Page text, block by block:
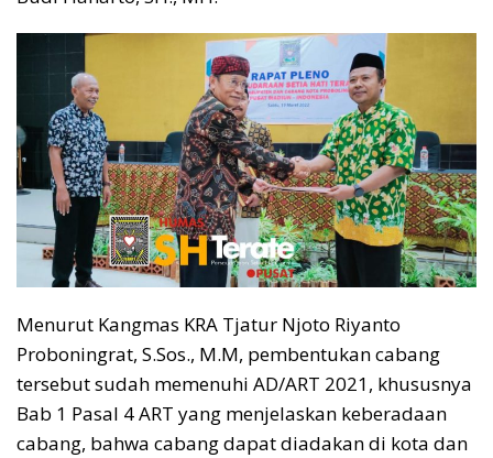
Menurut Kangmas KRA Tjatur Njoto Riyanto
Proboningrat, S.Sos., M.M, pembentukan cabang
tersebut sudah memenuhi AD/ART 2021, khususnya
Bab 1 Pasal 4 ART yang menjelaskan keberadaan
cabang, bahwa cabang dapat diadakan di kota dan